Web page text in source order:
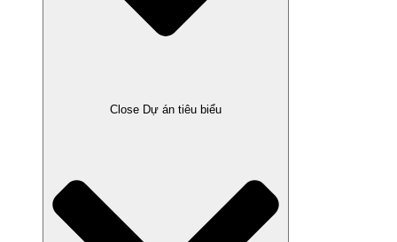
Close Dự án tiêu biểu